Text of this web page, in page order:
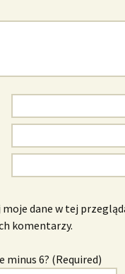
dane w tej
komentarzy.
minus 6? (Required)